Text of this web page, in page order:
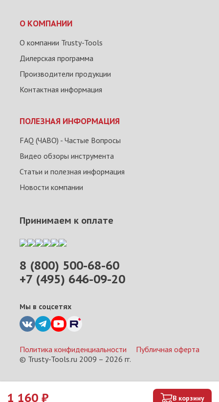
1 160 ₽ В корзину
О КОМПАНИИ
О компании Trusty-Tools
Дилерская программа
Производители продукции
Контактная информация
ПОЛЕЗНАЯ ИНФОРМАЦИЯ
FAQ (ЧАВО) - Частые Вопросы
Видео обзоры инструмента
Статьи и полезная информация
Новости компании
8 (800) 500-68-60
+7 (495) 646-09-20
Мы в соцсетях
Принимаем к оплате
Политика конфиденциальности
Публичная оферта
© Trusty-Tools.ru 2009 – 2026 гг.